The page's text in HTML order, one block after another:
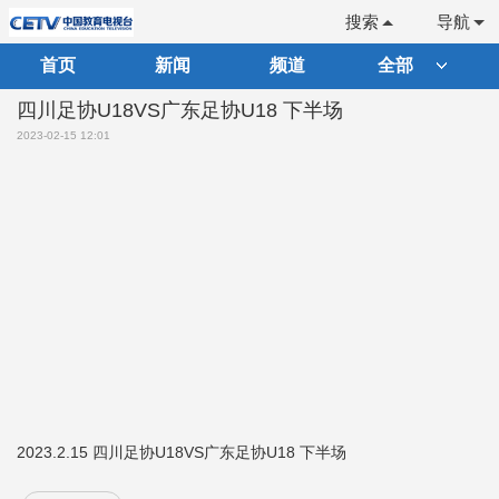
导航
搜索
首页 新闻 频道 全部
四川足协U18VS广东足协U18 下半场
2023-02-15 12:01
2023.2.15 四川足协U18VS广东足协U18 下半场